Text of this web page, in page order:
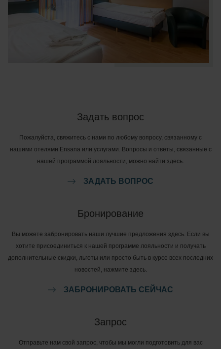
Задать вопрос
Пожалуйста, свяжитесь с нами по любому вопросу, связанному с
нашими отелями Ensana или услугами. Вопросы и ответы, связанные с
нашей программой лояльности, можно найти здесь.
ЗАДАТЬ ВОПРОС
Бронирование
Вы можете забронировать наши лучшие предложения здесь. Если вы
хотите присоединиться к нашей программе лояльности и получать
дополнительные скидки, льготы или просто быть в курсе всех последних
новостей, нажмите здесь.
ЗАБРОНИРОВАТЬ СЕЙЧАС
Запрос
Отправьте нам свой запрос, чтобы мы могли подготовить для вас